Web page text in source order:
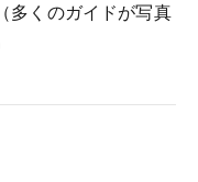
多くのガイドが写真